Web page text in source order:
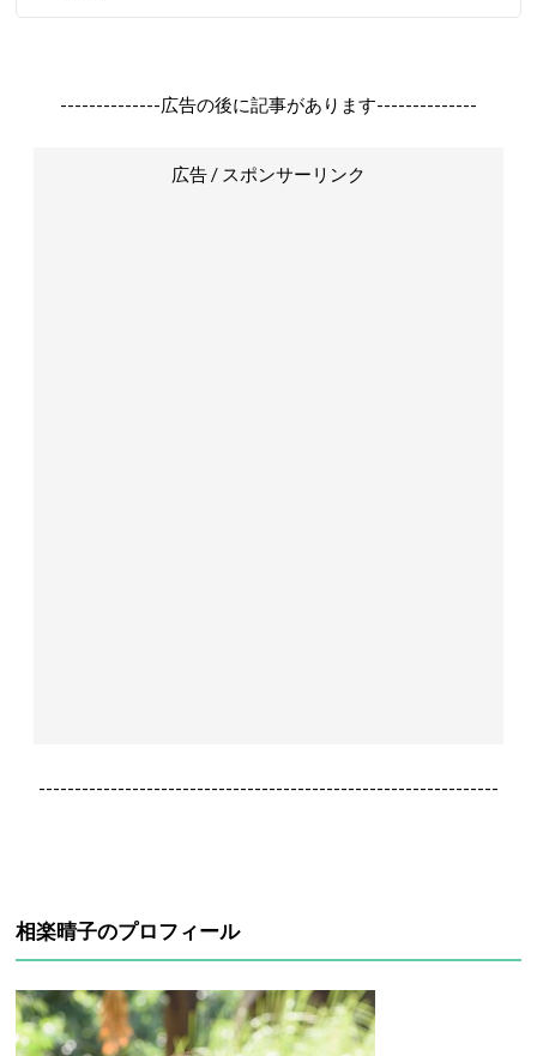
--------------広告の後に記事があります--------------
広告 / スポンサーリンク
----------------------------------------------------------------
相楽晴子のプロフィール